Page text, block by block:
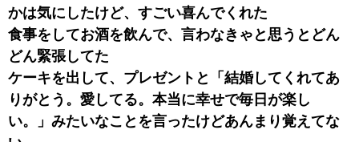
かは気にしたけど、すごい喜んでくれた
食事をしてお酒を飲んで、言わなきゃと思うとどん
どん緊張してた
ケーキを出して、プレゼントと「結婚してくれてあ
りがとう。愛してる。本当に幸せで毎日が楽し
い。」みたいなことを言ったけどあんまり覚えてな